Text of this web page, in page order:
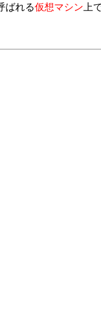
ばれる仮想マシン 上